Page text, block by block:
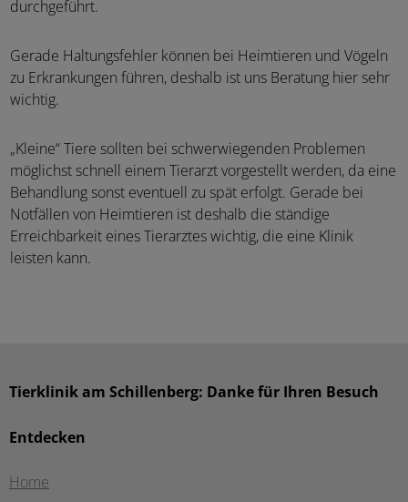
durchgeführt.
Gerade Haltungsfehler können bei Heimtieren und Vögeln
zu Erkrankungen führen, deshalb ist uns Beratung hier sehr
wichtig.
„Kleine“ Tiere sollten bei schwerwiegenden Problemen
möglichst schnell einem Tierarzt vorgestellt werden, da eine
Behandlung sonst eventuell zu spät erfolgt. Gerade bei
Notfällen von Heimtieren ist deshalb die ständige
Erreichbarkeit eines Tierarztes wichtig, die eine Klinik
leisten kann.
Entdecken
Home
Tierklinik am Schillenberg: Danke für Ihren Besuch